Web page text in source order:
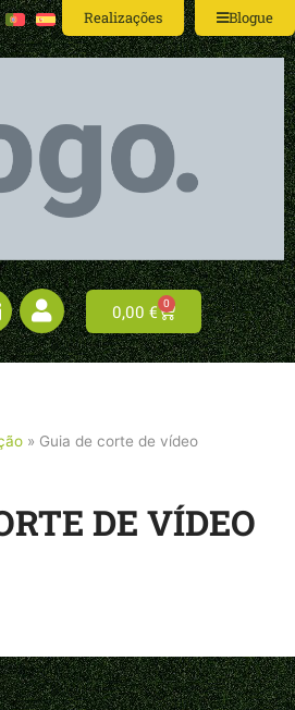
Realizações Blogue
0,00 € 0
» Guia de corte de vídeo
DE VÍDEO